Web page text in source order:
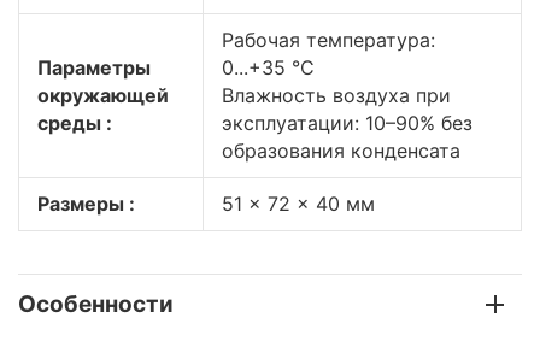
Параметры
окружающей
среды :
Рабочая температура:
0...+35 °C
Влажность воздуха при
эксплуатации: 10–90% без
образования конденсата
Размеры : 51 x 72 x 40 мм
Особенности